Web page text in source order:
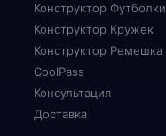
Конструктор Футболки
Конструктор Кружек
Конструктор Ремешка
CoolPass
Консультация
Доставка